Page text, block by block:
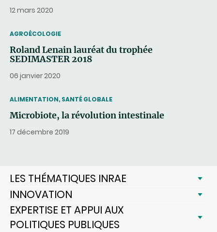
12 mars 2020
THEMATIC
AGROÉCOLOGIE
Roland Lenain lauréat du trophée
SEDIMASTER 2018
06 janvier 2020
THEMATIC
ALIMENTATION, SANTÉ GLOBALE
Microbiote, la révolution intestinale
17 décembre 2019
LES THÉMATIQUES INRAE
INNOVATION
EXPERTISE ET APPUI AUX
POLITIQUES PUBLIQUES